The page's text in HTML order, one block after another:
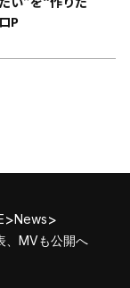
P
>News>
、MVも公開へ